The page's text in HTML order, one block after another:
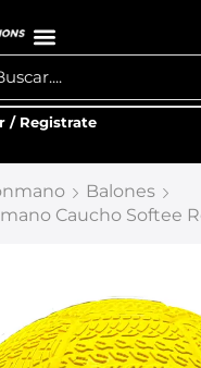
/ Registrate
Balones
Caucho Softee